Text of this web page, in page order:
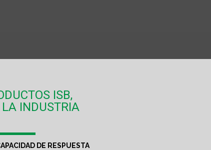
ISB,
LA INDUSTRIA
DE RESPUESTA